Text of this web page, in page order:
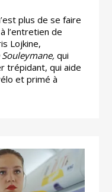
plus de se faire
l’entretien de
Lojkine,
qui
trépidant, qui aide
et primé à